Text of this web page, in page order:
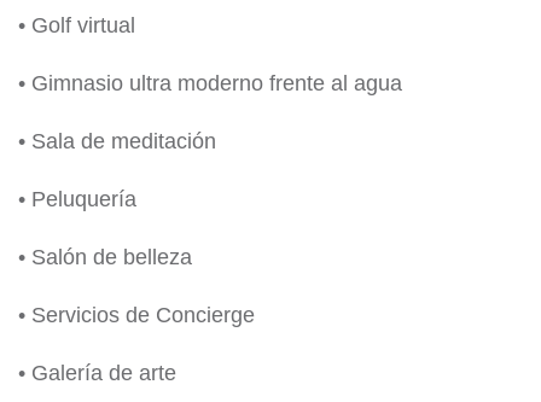
• Golf virtual
• Gimnasio ultra moderno frente al agua
• Sala de meditación
• Peluquería
• Salón de belleza
• Servicios de Concierge
• Galería de arte